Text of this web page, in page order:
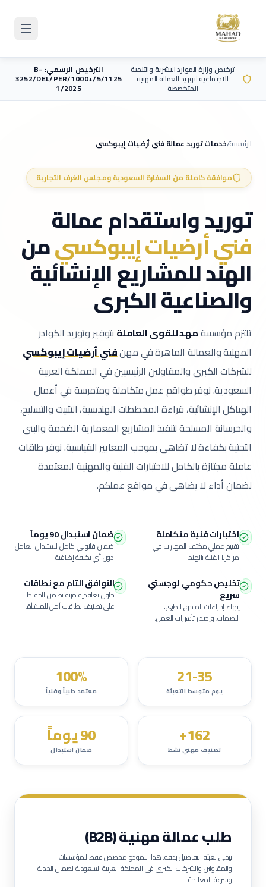
ترخيص وزارة الموارد البشرية والتنمية
الاجتماعية لتوريد العمالة المهنية
المتخصصة
الترخيص الرسمي: B-
3252/DEL/PER/1000+/5/1125
1/2025
الرئيسية/خدمات توريد عمالةفني أرضيات إيبوكسي
موافقة كاملة من السفارة السعودية ومجلس الغرف التجارية
توريد واستقدام عمالة
فني أرضيات إيبوكسيمن
الهند للمشاريع الإنشائية
والصناعية الكبرى
تلتزم مؤسسةمهد للقوى العاملة بتوفير وتوريد الكوادر
المهنية والعمالة الماهرة في مهنفني أرضيات إيبوكسي
للشركات الكبرى والمقاولين الرئيسيين في المملكة العربية
السعودية.نوفر طواقم عمل متكاملة ومتمرسة في أعمال
الهياكل الإنشائية، قراءة المخططات الهندسية، التثبيت والتسليح،
والخرسانة المسلحة لتنفيذ المشاريع المعمارية الضخمة والبنى
التحتية بكفاءة لا تضاهى بموجب المعايير القياسية.نوفر طاقات
عاملة مجتازة بالكامل للاختبارات الفنية والمهنية المعتمدة
لضمان أداء لا يضاهى في مواقع عملكم.
اختبارات فنية متكاملة
تقييم عملي مكثف للمهارات في
مراكزنا الفنية بالهند.
ضمان استبدال 90 يوماً
ضمان قانوني كامل لاستبدال العامل
دون أي تكلفة إضافية.
تخليص حكومي لوجستي
سريع
إنهاء إجراءات الملحق الطبي،
البصمات، وإصدار تأشيرات العمل.
التوافق التام مع نطاقات
حلول تعاقدية مرنة تضمن الحفاظ
على تصنيف نطاقات آمن للمنشأة.
21-35
يوم متوسط التعبئة
100%
معتمد طبياً وفنياً
162+
تصنيف مهني نشط
90 يوماً
ضمان استبدال
طلب عمالة مهنية (B2B)
يرجى تعبئة التفاصيل بدقة. هذا النموذج مخصص فقط للمؤسسات
والمقاولين والشركات الكبرى في المملكة العربية السعودية لضمان الجدية
وسرعة المعالجة.